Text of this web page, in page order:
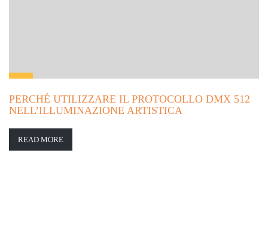
PERCHÉ UTILIZZARE IL PROTOCOLLO DMX 512
NELL’ILLUMINAZIONE ARTISTICA
READ MORE